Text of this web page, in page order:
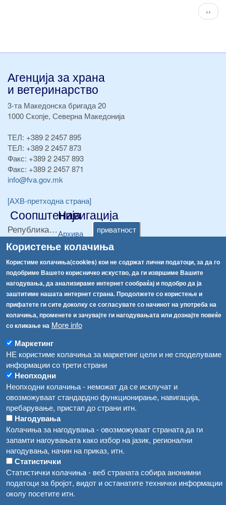
приватност
Користење колачиња
Користиме колачиња(cookies) кои не содржат лични податоци, за да го
подобриме Вашето корисничко искуство, да ги извршиме Вашите
нагодувања, да анализираме интернет сообраќај и подобро да ја
заштитиме нашата интернет страна. Продолжете со користење и
прифатете ги сите доколку се согласувате со начинот на употреба на
колачиња, променете и зачувајте ги нагодувањата или дознајте повеќе
со кликање на More info
Маркетинг
НЕ користиме колачиња за маркетинг цели и не споделуваме
информации со трети страни
Неопходни
Неопходни колачиња - неможат да се исклучат и
овозможуваат стандардно функционирање, навигација,
пребарување, пристап до страни итн.
Нагодувања
Колачиња за нагодувања - овозможуваат страната да ги
запамти нагоувањата како избор на јазик, регионални
нагодувања, начин на приказ, итн.
Статистички
Статистички колачиња - веб страната собира анонимни
податоци за бројот, видот и останатите технички информации
околу посетите итн.
››
Агенција за храна
и ветеринарство
3-та Македонска бригада 20
1000 Скопје, Северна Македонија
ТЕЛ: +389 2 2457 895
ТЕЛ: +389 2 2457 873
Факс: +389 2 2457 893
Факс: +389 2 2457 871
info@fva.gov.mk
[АХВ-претходна страна]
Соопштенија
Република Бугарија ги засили официјалните контроли при увоз на свежо овошје и зеленчук
Високите температури ризик од труење со храна, опасни се и за животните
Водата во Гостивар може да се користи како техничка, продолжува испораката на флаширана вода
Во Гостивар спроведени 70 вонредни контроли
Забраната за водата во Гостивар останува на сила, операторите да користат само технички безбедна вода
Навигација
Архива
Регистри
Обрасци
Забрани
Огласи